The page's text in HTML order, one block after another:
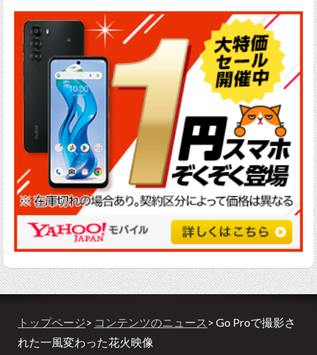
トップページ> コンテンツのニュース > Go Proで撮影さ
れた一風変わった花火映像